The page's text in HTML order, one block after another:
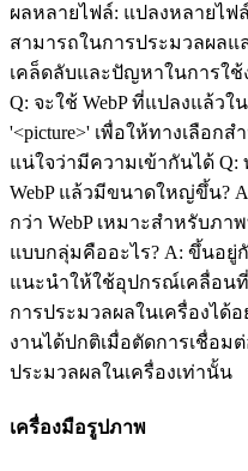
ผลหลายไฟล์: แปลงหลายไ
สามารถในการประมวลผล
เคล็ดลับและปัญหาในการใช้
Q: จะใช้ WebP ที่แปลงแล้วใ
'<picture>' เพื่อให้ทางเลือก
แน่ใจว่ามีความเข้ากันได้ Q:
WebP แล้วมีขนาดใหญ่ขึ้น?
กว่า WebP เหมาะสำหรับภ
แบบกลุ่มคืออะไร? A: ขึ้นอ
แนะนำให้ใช้อุปกรณ์เคลื่อนที่
การประมวลผลในเครื่องได้
งานได้ปกติเมื่อตัดการเชื่อม
ประมวลผลในเครื่องเท่านั้น
เครื่องมือรูปภาพ